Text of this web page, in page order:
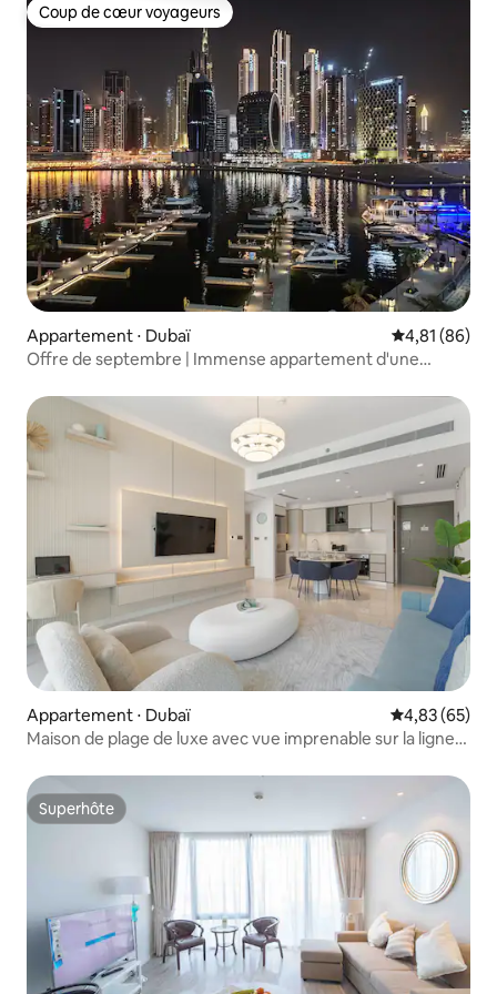
Coup de cœur voyageurs
Coup de cœur voyageurs
Appartement ⋅ Dubaï Évaluation
4,81 (86)
Offre de septembre | Immense appartement d'une
Appartement ⋅ Dubaï Évaluation
4,83 (65)
Maison de plage de luxe avec vue imprenable sur la ligne
Superhôte
Superhôte